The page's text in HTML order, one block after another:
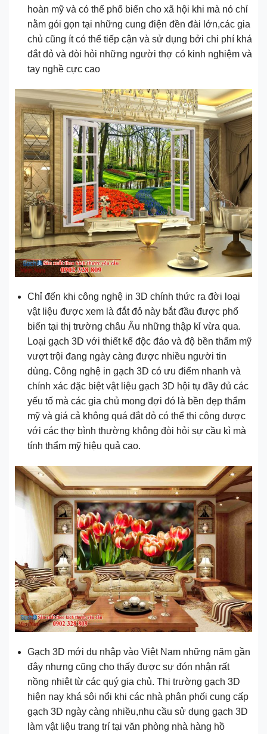
hoàn mỹ và có thể phổ biến cho xã hội khi mà nó chỉ
nằm gói gọn tại những cung điện đền đài lớn,các gia
chủ cũng ít có thể tiếp cận và sử dụng bởi chi phí khá
đắt đỏ và đòi hỏi những người thợ có kinh nghiệm và
tay nghề cực cao
Chỉ đến khi công nghệ in 3D chính thức ra đời loại
vật liệu được xem là đắt đỏ này bắt đầu được phổ
biến tại thị trường châu Âu những thập kỉ vừa qua.
Loại gạch 3D với thiết kế độc đáo và độ bền thẩm mỹ
vượt trội đang ngày càng được nhiều người tin
dùng. Công nghệ in gạch 3D có ưu điểm nhanh và
chính xác đặc biệt vật liệu gạch 3D hội tụ đầy đủ các
yếu tố mà các gia chủ mong đợi đó là bền đẹp thẩm
mỹ và giá cả không quá đắt đỏ có thể thi công được
với các thợ bình thường không đòi hỏi sự cầu kì mà
tính thẩm mỹ hiệu quả cao.
Gạch 3D mới du nhập vào Việt Nam những năm gần
đây nhưng cũng cho thấy được sự đón nhận rất
nồng nhiệt từ các quý gia chủ. Thị trường gạch 3D
hiện nay khá sôi nổi khi các nhà phân phối cung cấp
gạch 3D ngày càng nhiều,nhu cầu sử dụng gạch 3D
làm vật liệu trang trí tại văn phòng nhà hàng hồ